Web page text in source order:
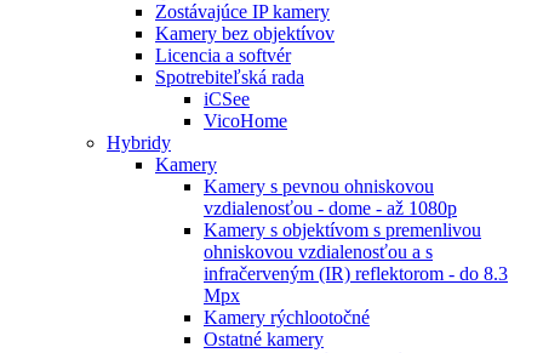
Zostávajúce IP kamery
Kamery bez objektívov
Licencia a softvér
Spotrebiteľská rada
iCSee
VicoHome
Hybridy
Kamery
Kamery s pevnou ohniskovou
vzdialenosťou - dome - až 1080p
Kamery s objektívom s premenlivou
ohniskovou vzdialenosťou a s
infračerveným (IR) reflektorom - do 8.3
Mpx
Kamery rýchlootočné
Ostatné kamery